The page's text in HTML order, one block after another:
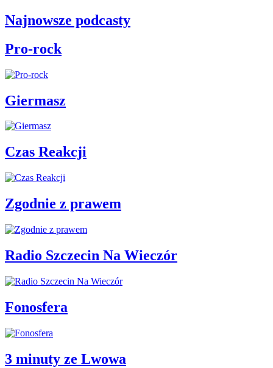
Najnowsze podcasty
Pro-rock
Giermasz
Czas Reakcji
Zgodnie z prawem
Radio Szczecin Na Wieczór
Fonosfera
3 minuty ze Lwowa